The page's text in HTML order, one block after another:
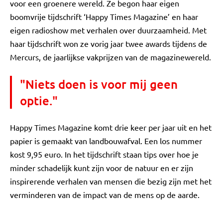
voor een groenere wereld. Ze begon haar eigen
boomvrije tijdschrift ‘Happy Times Magazine’ en haar
eigen radioshow met verhalen over duurzaamheid. Met
haar tijdschrift won ze vorig jaar twee awards tijdens de
Mercurs, de jaarlijkse vakprijzen van de magazinewereld.
"Niets doen is voor mij geen
optie."
Happy Times Magazine komt drie keer per jaar uit en het
papier is gemaakt van landbouwafval. Een los nummer
kost 9,95 euro. In het tijdschrift staan tips over hoe je
minder schadelijk kunt zijn voor de natuur en er zijn
inspirerende verhalen van mensen die bezig zijn met het
verminderen van de impact van de mens op de aarde.